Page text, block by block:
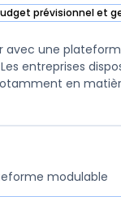
prévisionnel et
dans cette
avec une
entreprises
modulable